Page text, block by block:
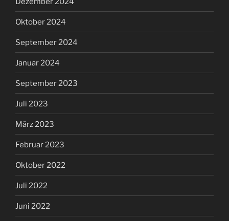
Oktober 2024
September 2024
Januar 2024
September 2023
Juli 2023
März 2023
Februar 2023
Oktober 2022
Juli 2022
Juni 2022